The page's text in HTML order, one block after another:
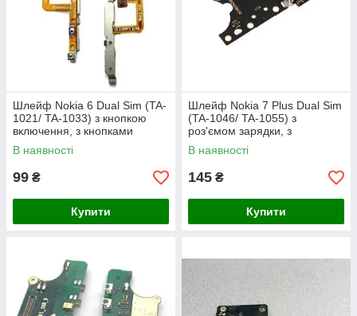
Шлейф Nokia 6 Dual Sim (TA-
1021/ TA-1033) з кнопкою
включення, з кнопками
гучності
В наявності
99 ₴
Купити
Шлейф Nokia 7 Plus Dual Sim
(TA-1046/ TA-1055) з
роз'ємом зарядки, з
микрофономType-C
В наявності
145 ₴
Купити